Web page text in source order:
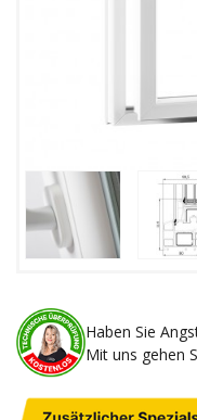
Haben Sie
Mit uns gehen